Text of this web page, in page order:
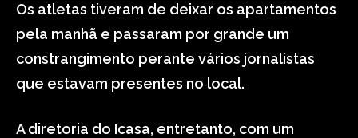
Os atletas tiveram de deixar os apartamentos
pela manhã e passaram por grande um
constrangimento perante vários jornalistas
que estavam presentes no local.
A diretoria do Icasa, entretanto, com um